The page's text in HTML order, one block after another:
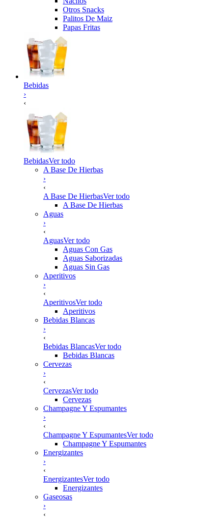
Otros Snacks
Palitos De Maiz
Papas Fritas
Bebidas
›
‹
BebidasVer todo
A Base De Hierbas
›
‹
A Base De HierbasVer todo
A Base De Hierbas
Aguas
›
‹
AguasVer todo
Aguas Con Gas
Aguas Saborizadas
Aguas Sin Gas
Aperitivos
›
‹
AperitivosVer todo
Aperitivos
Bebidas Blancas
›
‹
Bebidas BlancasVer todo
Bebidas Blancas
Cervezas
›
‹
CervezasVer todo
Cervezas
Champagne Y Espumantes
›
‹
Champagne Y EspumantesVer todo
Champagne Y Espumantes
Energizantes
›
‹
EnergizantesVer todo
Energizantes
Gaseosas
›
‹